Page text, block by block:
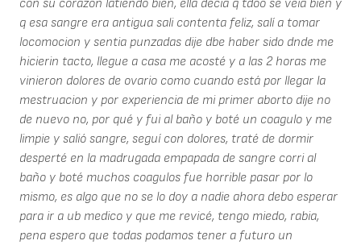
con su corazon latiendo bien, ella decia q tdoo se veia bien y
q esa sangre era antigua sali contenta feliz, salí a tomar
locomocion y sentia punzadas dije dbe haber sido dnde me
hicierin tacto, llegue a casa me acosté y a las 2 horas me
vinieron dolores de ovario como cuando está por llegar la
mestruacion y por experiencia de mi primer aborto dije no
de nuevo no, por qué y fui al baño y boté un coagulo y me
limpie y salió sangre, seguí con dolores, traté de dormir
desperté en la madrugada empapada de sangre corri al
baño y boté muchos coagulos fue horrible pasar por lo
mismo, es algo que no se lo doy a nadie ahora debo esperar
para ir a ub medico y que me revicé, tengo miedo, rabia,
pena espero que todas podamos tener a futuro un